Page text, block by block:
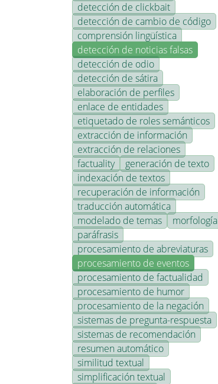
detección de clickbait
detección de cambio de código
comprensión lingüística
detección de noticias falsas
detección de odio
detección de sátira
elaboración de perfiles
enlace de entidades
etiquetado de roles semánticos
extracción de información
extracción de relaciones
factuality
generación de texto
indexación de textos
recuperación de información
traducción automática
modelado de temas
morfología
paráfrasis
procesamiento de abreviaturas
procesamiento de eventos
procesamiento de factualidad
procesamiento de humor
procesamiento de la negación
sistemas de pregunta-respuesta
sistemas de recomendación
resumen automático
similitud textual
simplificación textual